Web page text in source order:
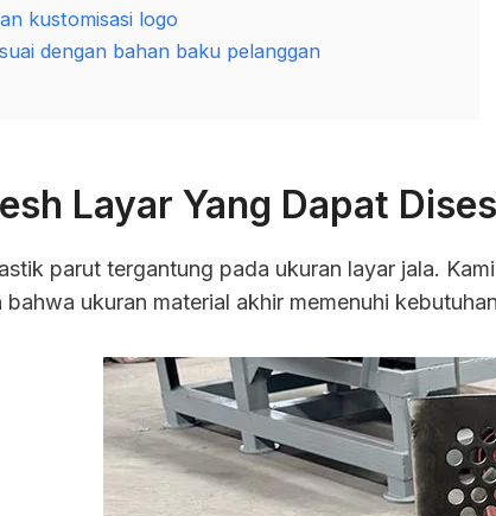
kustomisasi logo
dengan bahan baku pelanggan
Layar Yang Dapat
parut tergantung pada ukuran layar jala.
bahwa ukuran material akhir memenuhi